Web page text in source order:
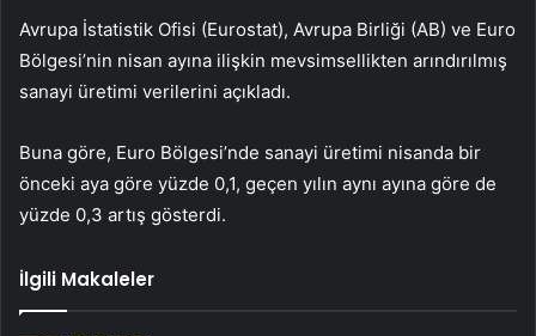
Avrupa İstatistik Ofisi (Eurostat), Avrupa Birliği (AB) ve Euro
Bölgesi’nin nisan ayına ilişkin mevsimsellikten arındırılmış
sanayi üretimi verilerini açıkladı.
Buna göre, Euro Bölgesi’nde sanayi üretimi nisanda bir
önceki aya göre yüzde 0,1, geçen yılın aynı ayına göre de
yüzde 0,3 artış gösterdi.
İlgili Makaleler